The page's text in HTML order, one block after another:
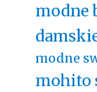
modne
modne
mohito